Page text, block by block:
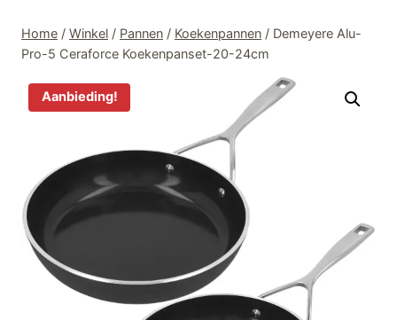
Home / Winkel / Pannen / Koekenpannen / Demeyere Alu-
Pro-5 Ceraforce Koekenpanset-20-24cm
Aanbieding!